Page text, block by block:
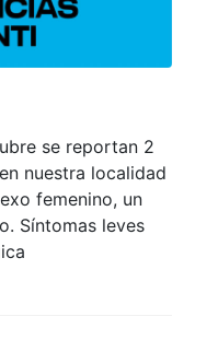
se reportan 2
nuestra localidad
femenino, un
Síntomas leves